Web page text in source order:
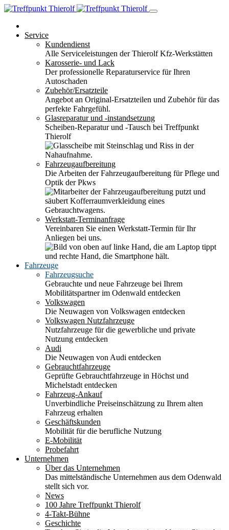
Service
Kundendienst
Alle Serviceleistungen der Thierolf Kfz-Werkstätten
Karosserie- und Lack
Der professionelle Reparaturservice für Ihren
Autoschaden
Zubehör/Ersatzteile
Angebot an Original-Ersatzteilen und Zubehör für das
perfekte Fahrgefühl.
Glasreparatur und -instandsetzung
Scheiben-Reparatur und -Tausch bei Treffpunkt
Thierolf
Fahrzeugaufbereitung
Die Arbeiten der Fahrzeugaufbereitung für Pflege und
Optik der Pkws
Werkstatt-Terminanfrage
Vereinbaren Sie einen Werkstatt-Termin für Ihr
Anliegen bei uns.
Fahrzeuge
Fahrzeugsuche
Gebrauchte und neue Fahrzeuge bei Ihrem
Mobilitätspartner im Odenwald entdecken
Volkswagen
Die Neuwagen von Volkswagen entdecken
Volkswagen Nutzfahrzeuge
Nutzfahrzeuge für die gewerbliche und private
Nutzung entdecken
Audi
Die Neuwagen von Audi entdecken
Gebrauchtfahrzeuge
Geprüfte Gebrauchtfahrzeuge in Höchst und
Michelstadt entdecken
Fahrzeug-Ankauf
Unverbindliche Preiseinschätzung zu Ihrem alten
Fahrzeug erhalten
Geschäftskunden
Mobilität für die berufliche Nutzung
E-Mobilität
Probefahrt
Unternehmen
Über das Unternehmen
Das mittelständische Unternehmen aus dem Odenwald
stellt sich vor.
News
100 Jahre Treffpunkt Thierolf
4-Takt-Bühne
Geschichte